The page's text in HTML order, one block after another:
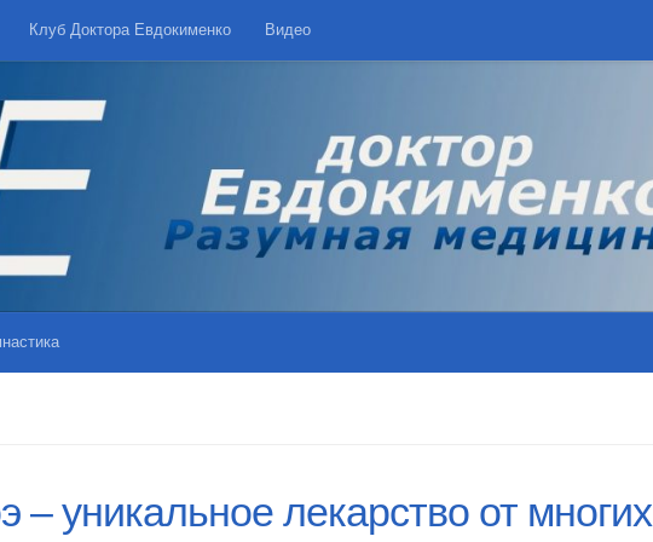
Клуб Доктора Евдокименко Видео
– уникальное лекарство от многих